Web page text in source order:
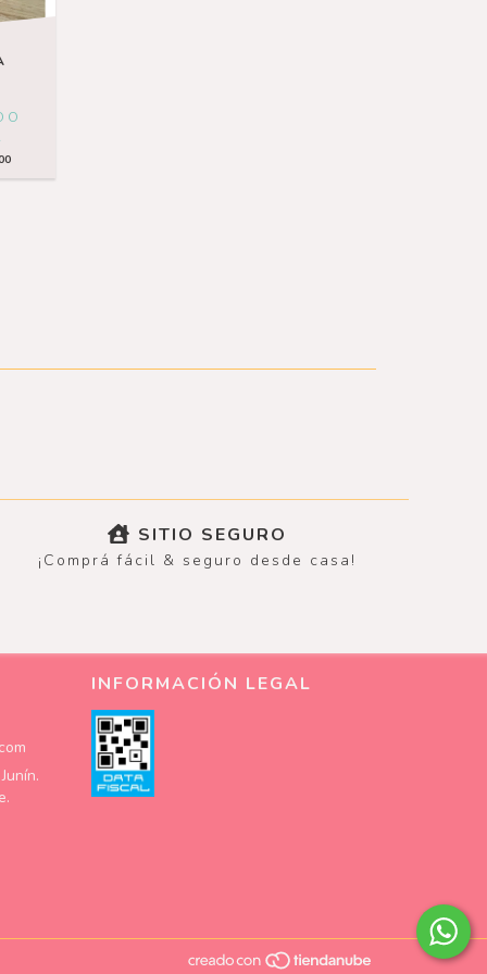
O
SITIO SEGURO
¡Comprá fácil & seguro desde casa!
INFORMACIÓN LEGAL